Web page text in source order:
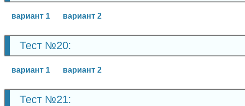
вариант 1 вариант 2
Тест №20:
вариант 1 вариант 2
Тест №21: